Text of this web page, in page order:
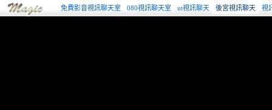
免費影音視訊聊天室 080視訊聊天室 ut視訊聊天 後宮視訊聊天 視